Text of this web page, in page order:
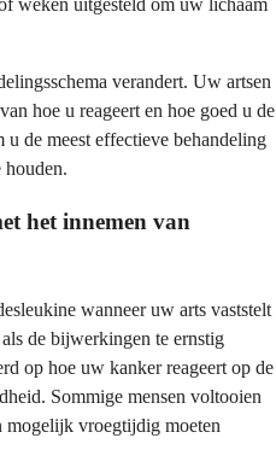
verandert. Uw artsen
hoe u reageert en hoe goed u de
de meest effectieve behandeling
het innemen van
wanneer uw arts vaststelt
de bijwerkingen te ernstig
op hoe uw kanker reageert op de
Sommige mensen voltooien
mogelijk vroegtijdig moeten